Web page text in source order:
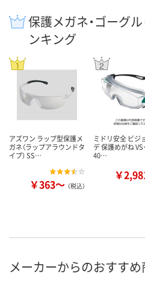
保護メガネ・ゴーグル
ンキング
アズワン ラップ型保護メ
ガネ（ラップアラウンドタ
イプ） SS…
￥363～ （税込）
ミドリ安全 ビジ
デ 保護めがね
40…
￥
メーカーからのおすすめ